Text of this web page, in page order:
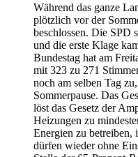
Während das ganze
plötzlich vor der
beschlossen. Die SPD
und die erste Klage
Bundestag hat am
mit 323 zu 271
noch am selben Tag
Sommerpause. Das
löst das Gesetz der
Heizungen zu
Energien zu betreiben,
dürfen wieder ohne